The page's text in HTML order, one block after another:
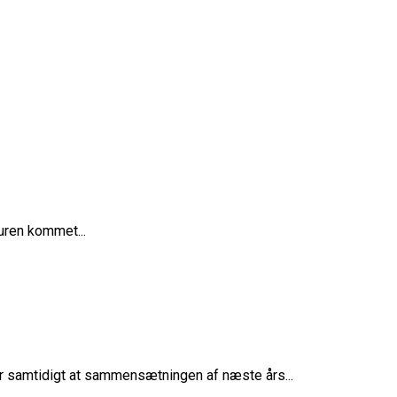
kommet...
at sammensætningen af næste års...